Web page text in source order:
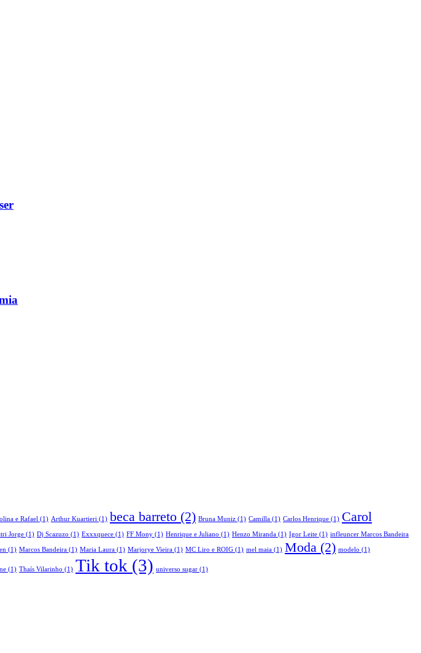
e Rafael (1) Arthur Kuartieri (1) beca barreto (2) Bruna Muniz (1) Camilla (1) Carlos Henrique (1) Carol
Jorge (1) Dj Scazuzo (1) Exxxquece (1) FF Mony (1) Henrique e Juliano (1) Henzo Miranda (1) Igor Leite (1) infleuncer Marcos Bandeira
(1) Marcos Bandeira (1) Maria Laura (1) Marjorye Vieira (1) MC Liro e ROIG (1) mel maia (1) Moda (2) modelo (1)
(1) Thaís Vilarinho (1) Tik tok (3) universo sugar (1)